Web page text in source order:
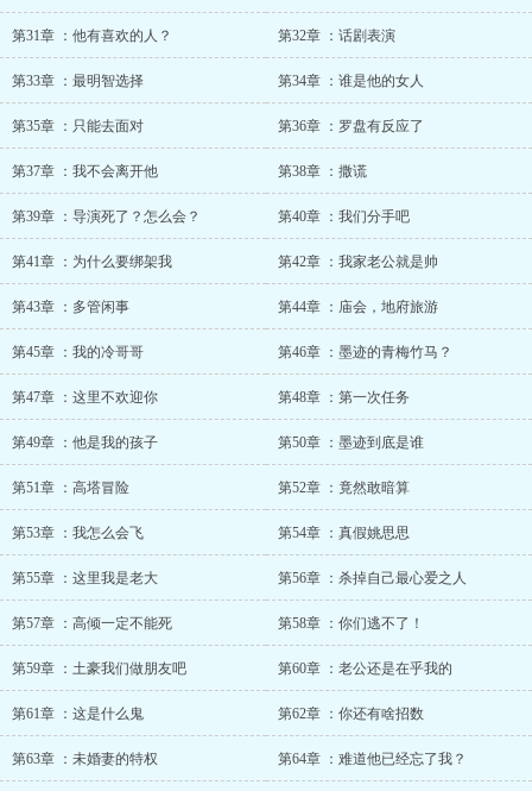
第31章 ：他有喜欢的人？ 第32章 ：话剧表演
第33章 ：最明智选择 第34章 ：谁是他的女人
第35章 ：只能去面对 第36章 ：罗盘有反应了
第37章 ：我不会离开他 第38章 ：撒谎
第39章 ：导演死了？怎么会？ 第40章 ：我们分手吧
第41章 ：为什么要绑架我 第42章 ：我家老公就是帅
第43章 ：多管闲事 第44章 ：庙会，地府旅游
第45章 ：我的冷哥哥 第46章 ：墨迹的青梅竹马？
第47章 ：这里不欢迎你 第48章 ：第一次任务
第49章 ：他是我的孩子 第50章 ：墨迹到底是谁
第51章 ：高塔冒险 第52章 ：竟然敢暗算
第53章 ：我怎么会飞 第54章 ：真假姚思思
第55章 ：这里我是老大 第56章 ：杀掉自己最心爱之人
第57章 ：高倾一定不能死 第58章 ：你们逃不了！
第59章 ：土豪我们做朋友吧 第60章 ：老公还是在乎我的
第61章 ：这是什么鬼 第62章 ：你还有啥招数
第63章 ：未婚妻的特权 第64章 ：难道他已经忘了我？